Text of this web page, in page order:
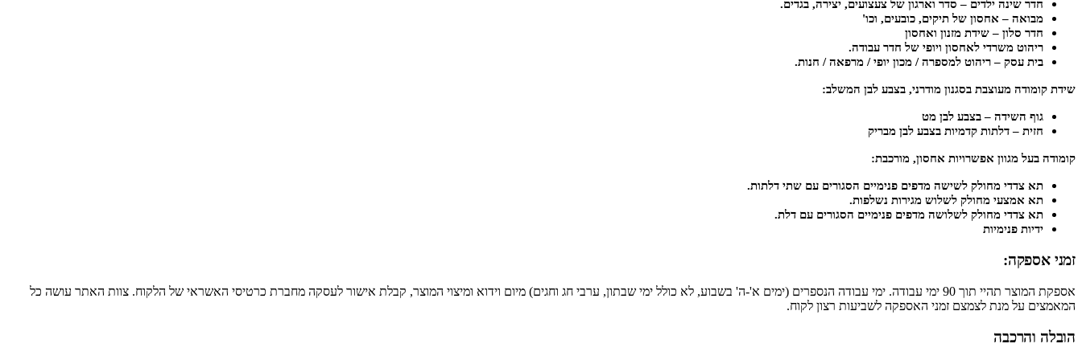
חדר שינה ילדים – סדר וארגון של צעצועים, יצירה, בגדים.
מבואה – אחסון של תיקים, כובעים, וכו'
חדר סלון – שידת מזנון ואחסון
ריהוט משרדי לאחסון ויופי של חדר עבודה.
בית עסק – ריהוט למספרה / מכון יופי / מרפאה / חנות.
שידת קומודה מעוצבת בסגנון מודרני, בצבע לבן המשלב:
גוף השידה – בצבע לבן מט
חזית – דלתות קדמיות בצבע לבן מבריק
קומודה בעל מגוון אפשרויות אחסון, מורכבת:
תא צדדי מחולק לשישה מדפים פנימיים הסגורים עם שתי דלתות.
תא אמצעי מחולק לשלוש מגירות נשלפות.
תא צדדי מחולק לשלושה מדפים פנימיים הסגורים עם דלת.
ידיות פנימיות
זמני אספקה:
אספקת המוצר תהיי תוך 90 ימי עבודה. ימי עבודה הנספרים (ימים א'-ה' בשבוע, לא כולל ימי שבתון, ערבי חג וחגים) מיום וידוא ומיצוי המוצר, קבלת אישור לעסקה מחברת כרטיסי האשראי של הלקוח. צוות האתר עושה כל
המאמצים על מנת לצמצם זמני האספקה לשביעות רצון לקוח.
הובלה והרכבה